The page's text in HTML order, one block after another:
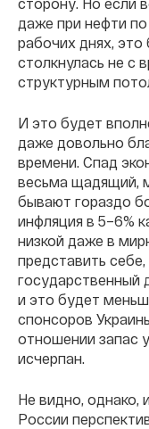
даже при нефти
рабочих днях, это
столкнулась не с
структурным
И это будет
даже довольно
времени. Спад
весьма щадящий,
бывают гораздо
инфляция в 5–6%
низкой даже в
представить
государственный
и это будет
спонсоров
отношении запас
исчерпан.
Не видно, однако,
России